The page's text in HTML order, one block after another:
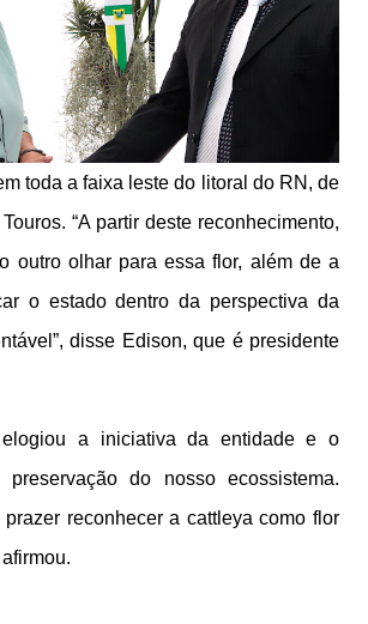
toda a faixa leste do litoral do RN, de
“A partir deste reconhecimento,
outro olhar para essa flor, além de a
o estado dentro da perspectiva da
disse Edison, que é presidente
elogiou a iniciativa da entidade e o
do nosso ecossistema.
prazer reconhecer a cattleya como flor